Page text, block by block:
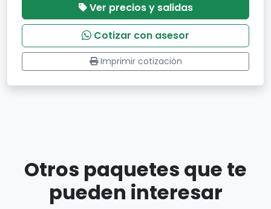
Ver precios y salidas
Cotizar con asesor
Imprimir cotización
Otros paquetes que te
pueden interesar